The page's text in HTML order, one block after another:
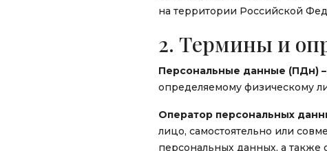
на территории Российской
2. Термины и
Персональные данные (ПДн) –
определяемому физическому
Оператор персональных
лицо, самостоятельно или
персональных данных, а